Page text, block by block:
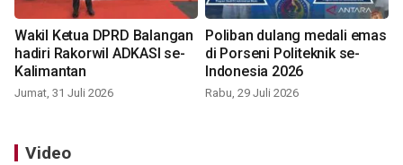
Wakil Ketua DPRD Balangan
hadiri Rakorwil ADKASI se-
Kalimantan
Jumat, 31 Juli 2026
Poliban dulang medali emas
di Porseni Politeknik se-
Indonesia 2026
Rabu, 29 Juli 2026
Video